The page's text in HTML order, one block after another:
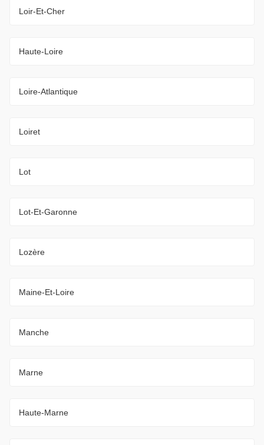
Loir-Et-Cher
Haute-Loire
Loire-Atlantique
Loiret
Lot
Lot-Et-Garonne
Lozère
Maine-Et-Loire
Manche
Marne
Haute-Marne